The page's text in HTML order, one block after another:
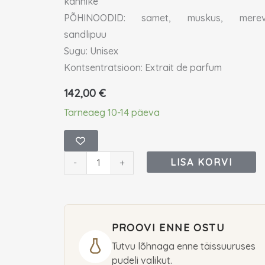
PÕHINOODID: samet, muskus,
sandlipuu
Sugu: Unisex
Kontsentratsioon: Extrait de parfum
142,00 €
Tarneaeg 10-14 päeva
-
Nishane
Tuberóza
Extrait
de
50
(unisex)
+ LISA KORVI
PROOVI ENNE OSTU
Tutvu lõhnaga enne täissuuruses
pudeli valikut.